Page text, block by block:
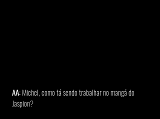
AA: Michel, como tá sendo trabalhar no mangá do
Jaspion?